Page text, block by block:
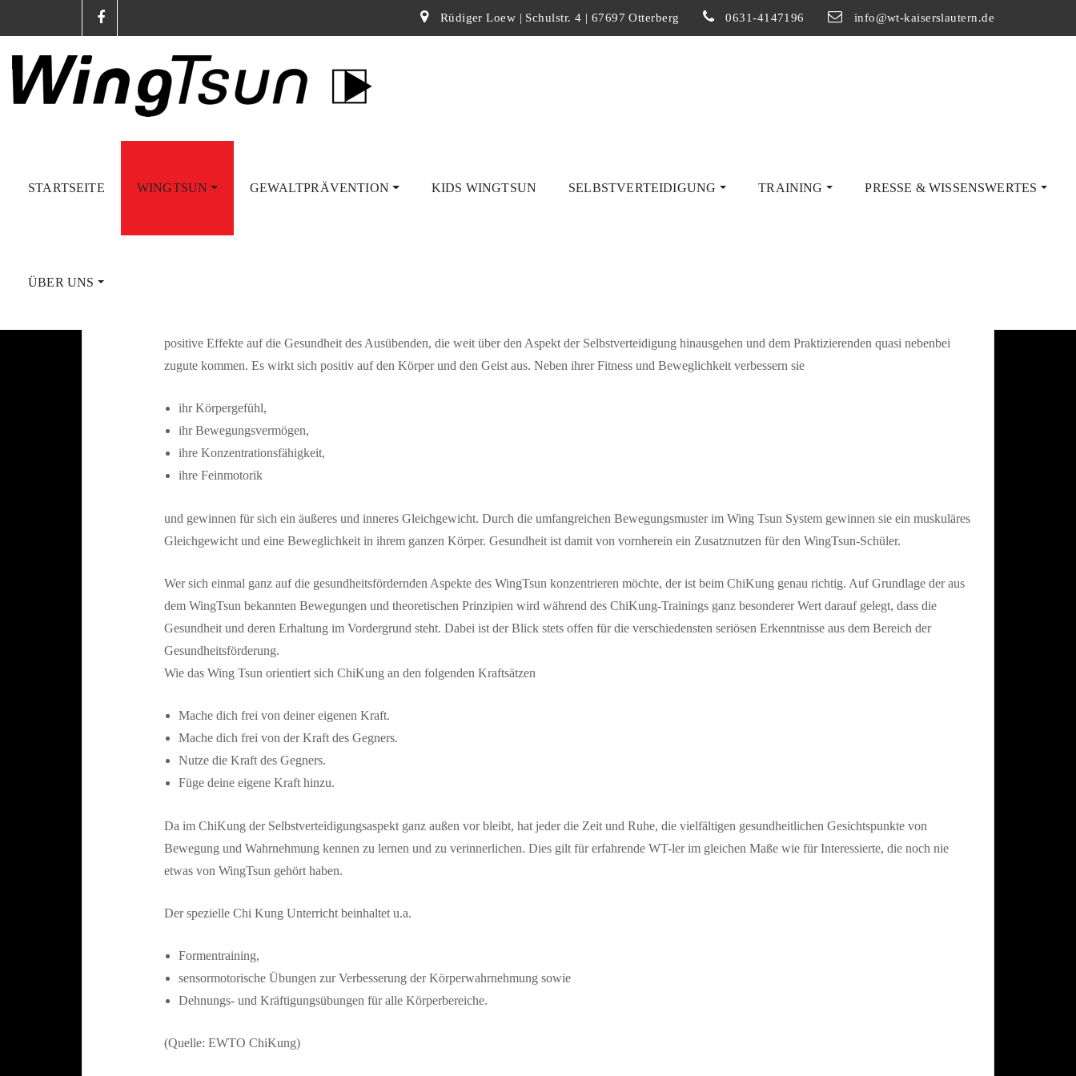
Rüdiger Loew | Schulstr. 4 | 67697 Otterberg 0631-4147196 info@wt-kaiserslautern.de
STARTSEITE WINGTSUN GEWALTPRÄVENTION KIDS WINGTSUN SELBSTVERTEIDIGUNG TRAINING PRESSE & WISSENSWERTES
ÜBER UNS
positive Effekte auf die Gesundheit des Ausübenden, die weit über den Aspekt der Selbstverteidigung hinausgehen und dem Praktizierenden quasi nebenbei
zugute kommen. Es wirkt sich positiv auf den Körper und den Geist aus. Neben ihrer Fitness und Beweglichkeit verbessern sie
ihr Körpergefühl,
ihr Bewegungsvermögen,
ihre Konzentrationsfähigkeit,
ihre Feinmotorik
und gewinnen für sich ein äußeres und inneres Gleichgewicht. Durch die umfangreichen Bewegungsmuster im Wing Tsun System gewinnen sie ein muskuläres
Gleichgewicht und eine Beweglichkeit in ihrem ganzen Körper. Gesundheit ist damit von vornherein ein Zusatznutzen für den WingTsun-Schüler.
Wer sich einmal ganz auf die gesundheitsfördernden Aspekte des WingTsun konzentrieren möchte, der ist beim ChiKung genau richtig. Auf Grundlage der aus
dem WingTsun bekannten Bewegungen und theoretischen Prinzipien wird während des ChiKung-Trainings ganz besonderer Wert darauf gelegt, dass die
Gesundheit und deren Erhaltung im Vordergrund steht. Dabei ist der Blick stets offen für die verschiedensten seriösen Erkenntnisse aus dem Bereich der
Gesundheitsförderung.
Wie das Wing Tsun orientiert sich ChiKung an den folgenden Kraftsätzen
Mache dich frei von deiner eigenen Kraft.
Mache dich frei von der Kraft des Gegners.
Nutze die Kraft des Gegners.
Füge deine eigene Kraft hinzu.
Da im ChiKung der Selbstverteidigungsaspekt ganz außen vor bleibt, hat jeder die Zeit und Ruhe, die vielfältigen gesundheitlichen Gesichtspunkte von
Bewegung und Wahrnehmung kennen zu lernen und zu verinnerlichen. Dies gilt für erfahrende WT-ler im gleichen Maße wie für Interessierte, die noch nie
etwas von WingTsun gehört haben.
Der spezielle Chi Kung Unterricht beinhaltet u.a.
Formentraining,
sensormotorische Übungen zur Verbesserung der Körperwahrnehmung sowie
Dehnungs- und Kräftigungsübungen für alle Körperbereiche.
(Quelle: EWTO ChiKung)